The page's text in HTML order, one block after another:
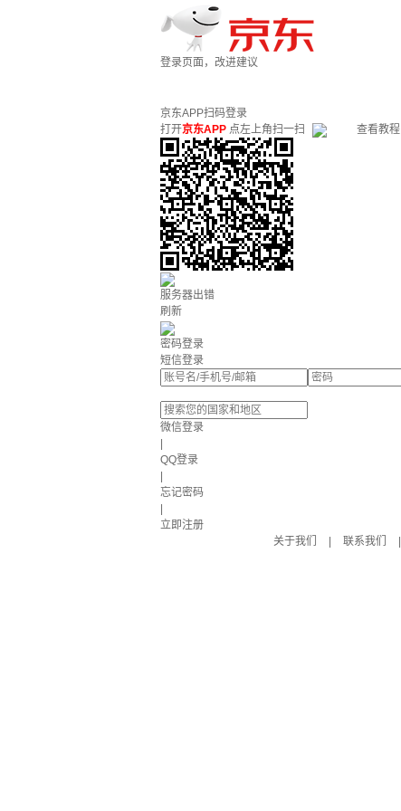
登录页面，改进建议
京东APP扫码登录
打开京东APP 点左上角扫一扫 查看教程
服务器出错
刷新
密码登录
短信登录
微信登录
QQ登录
忘记密码
立即注册
关于我们
联系我们